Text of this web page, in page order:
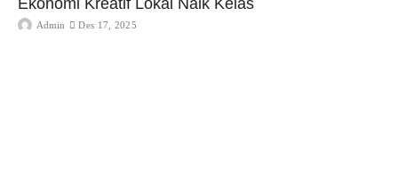
Admin Des 17, 2025